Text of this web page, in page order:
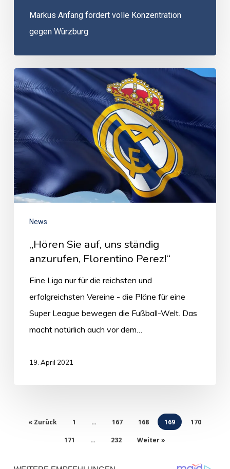
Markus Anfang fordert volle Konzentration
gegen Würzburg
News
„Hören Sie auf, uns ständig
anzurufen, Florentino Perez!“
Eine Liga nur für die reichsten und
erfolgreichsten Vereine - die Pläne für eine
Super League bewegen die Fußball-Welt. Das
macht natürlich auch vor dem…
19. April 2021
« Zurück 1 … 167 168 169 170
171 … 232 Weiter »